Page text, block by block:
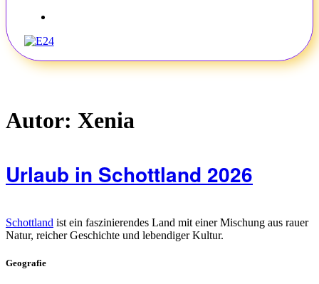
Autor: Xenia
Urlaub in Schottland 2026
Schottland ist ein faszinierendes Land mit einer Mischung aus rauer
Natur, reicher Geschichte und lebendiger Kultur.
Geografie